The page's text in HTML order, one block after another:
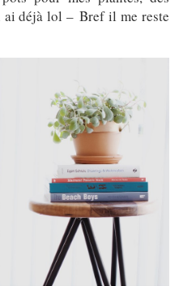
déjà lol – Bref il me reste